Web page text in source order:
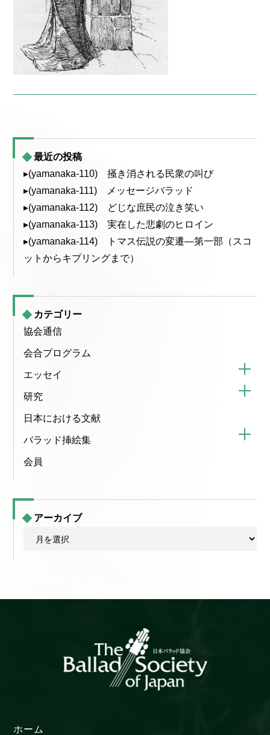
最近の投稿
▸(yamanaka-110) 掻き消される民衆の叫び
▸(yamanaka-111) メッセージバラッド
▸(yamanaka-112) どじな庶民の泣き笑い
▸(yamanaka-113) 実在した悲劇のヒロイン
▸(yamanaka-114) トマス伝説の変遷—第一部（スコ
ットからキプリングまで）
カテゴリー
協会通信
会合プログラム
エッセイ
研究
日本における文献
バラッド挿絵集
会員
アーカイブ
ブ
ホーム